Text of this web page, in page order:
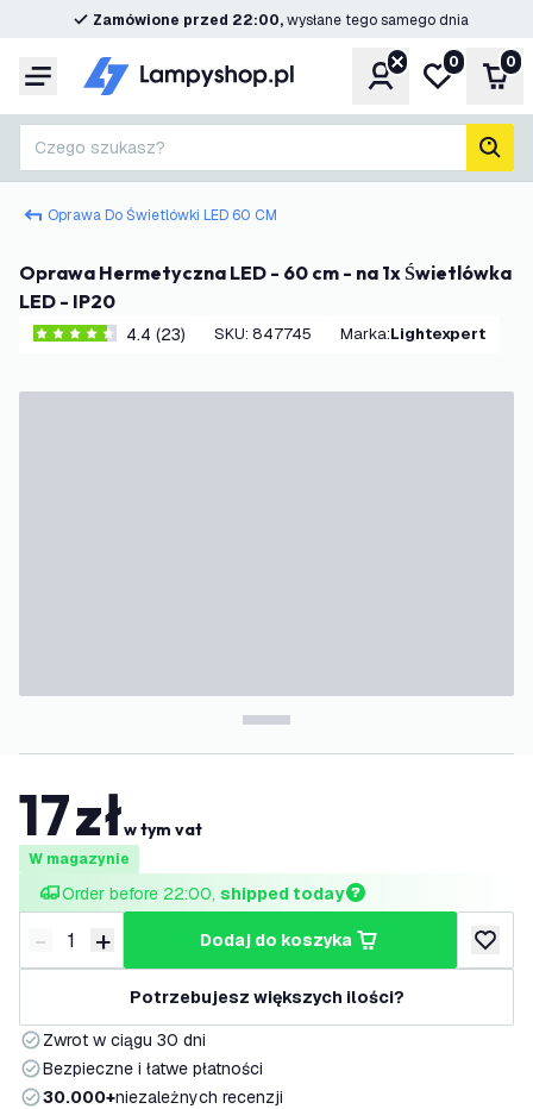
Zamówione przed 22:00,wysłane tego samego dnia
Menu KontoMoja lista
0 0
Czego szukasz?
Oprawa Do Świetlówki LED 60 CM
Oprawa Hermetyczna LED - 60 cm - na 1x Świetlówka
LED - IP20
4.4 Gwiazdki oceny
4.4 (23) SKU: 847745 Marka: Lightexpert
17złw tym vat
W magazynie
Order before 22:00, shipped today
Zmniejsz ilość
- Zwiększ ilość
+ dodaj do koszyka
dodaj
Potrzebujesz większych ilości?
Zwrot w ciągu 30 dni
Bezpieczne i łatwe płatności
30.000+niezależnych recenzji